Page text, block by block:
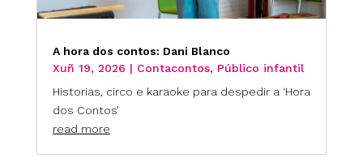
A hora dos contos: Dani Blanco
Xuñ 19, 2026 | Contacontos, Público infantil
Historias, circo e karaoke para despedir a ‘Hora
dos Contos’
read more